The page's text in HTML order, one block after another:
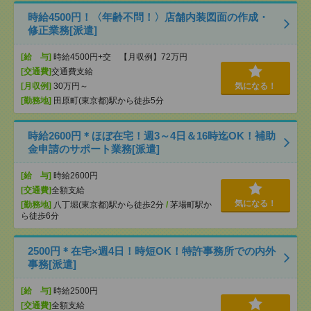
時給4500円！〈年齢不問！〉店舗内装図面の作成・
修正業務[派遣]
[給 与] 時給4500円+交 【月収例】72万円
[交通費]交通費支給
[月収例] 30万円～
[勤務地] 田原町(東京都)駅から徒歩5分
気になる！
時給2600円＊ほぼ在宅！週3～4日＆16時迄OK！補助
金申請のサポート業務[派遣]
[給 与] 時給2600円
[交通費]全額支給
[勤務地] 八丁堀(東京都)駅から徒歩2分 / 茅場町駅か
ら徒歩6分
気になる！
2500円＊在宅×週4日！時短OK！特許事務所での内外
事務[派遣]
[給 与] 時給2500円
[交通費]全額支給